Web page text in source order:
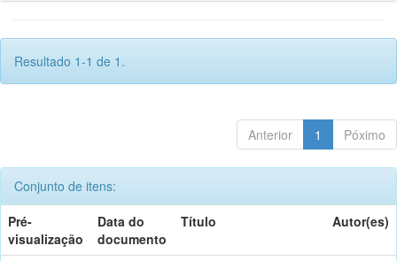
Resultado 1-1 de 1.
Anterior 1 Póximo
Conjunto de itens:
Pré-
visualização
Data do
documento
Título Autor(es)